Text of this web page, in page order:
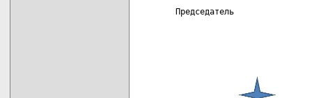
Председатель